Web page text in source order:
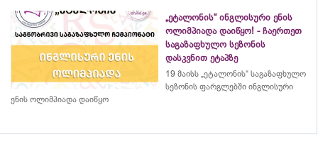
„ეტალონის“ ინგლისური ენის
ოლიმპიადა დაიწყო! - ჩაერთეთ
საგაზაფხულო სეზონის
დასკვნით ეტაპზე
19 მაისს „ეტალონის“ საგაზაფხულო
სეზონის ფარგლებში ინგლისური
ენის ოლიმპიადა დაიწყო